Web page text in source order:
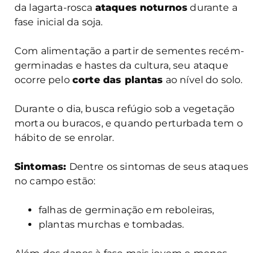
da lagarta-rosca ataques noturnos durante a
fase inicial da soja.
Com alimentação a partir de sementes recém-
germinadas e hastes da cultura, seu ataque
ocorre pelo corte das plantas ao nível do solo.
Durante o dia, busca refúgio sob a vegetação
morta ou buracos, e quando perturbada tem o
hábito de se enrolar.
Sintomas: Dentre os sintomas de seus ataques
no campo estão:
falhas de germinação em reboleiras,
plantas murchas e tombadas.